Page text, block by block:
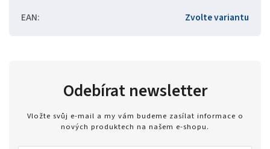
EAN: Zvolte variantu
Odebírat newsletter
Vložte svůj e-mail a my vám budeme zasílat informace o
nových produktech na našem e-shopu.